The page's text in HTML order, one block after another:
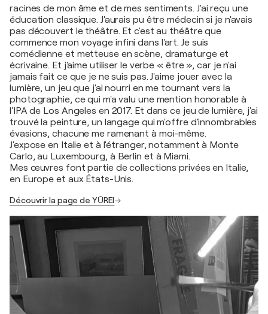
racines de mon âme et de mes sentiments. J'ai reçu une
éducation classique. J'aurais pu être médecin si je n'avais
pas découvert le théâtre. Et c'est au théâtre que
commence mon voyage infini dans l'art. Je suis
comédienne et metteuse en scène, dramaturge et
écrivaine. Et j'aime utiliser le verbe « être », car je n'ai
jamais fait ce que je ne suis pas. J'aime jouer avec la
lumière, un jeu que j'ai nourri en me tournant vers la
photographie, ce qui m'a valu une mention honorable à
l'IPA de Los Angeles en 2017. Et dans ce jeu de lumière, j'ai
trouvé la peinture, un langage qui m'offre d'innombrables
évasions, chacune me ramenant à moi-même.
J'expose en Italie et à l'étranger, notamment à Monte
Carlo, au Luxembourg, à Berlin et à Miami.
Mes œuvres font partie de collections privées en Italie,
en Europe et aux États-Unis.
Découvrir la page de YŪREI